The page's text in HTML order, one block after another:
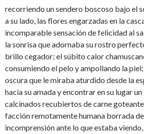
recorriendo un sendero boscoso bajo el
a su lado, las flores engarzadas en la
incomparable sensación de felicidad al
la sonrisa que adornaba su rostro
brillo cegador; el súbito calor
consumiendo el pelo y ampollando la
oscura que le miraba aturdido desde la
hacia su amada y encontrar en su lugar
calcinados recubiertos de carne
facción remotamente humana borrada
incomprensión ante lo que estaba